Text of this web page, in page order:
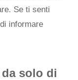
Se ti senti
informare
solo di